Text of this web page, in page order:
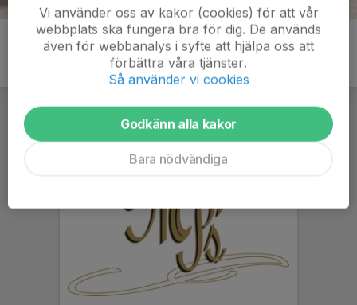
Vi använder oss av kakor (cookies) för att vår
webbplats ska fungera bra för dig. De används
även för webbanalys i syfte att hjälpa oss att
förbättra våra tjänster.
Så använder vi cookies
Godkänn alla kakor
Bara nödvändiga